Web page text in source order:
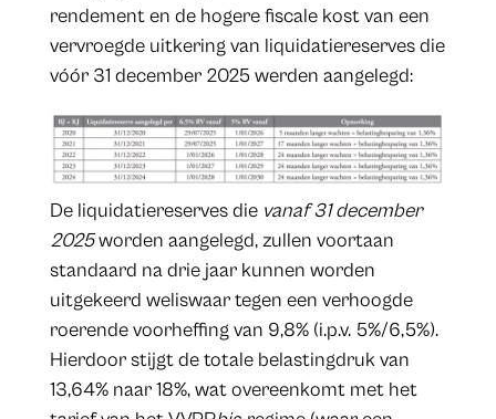
rendement en de hogere fiscale kost van een
vervroegde uitkering van liquidatiereserves die
vóór 31 december 2025 werden aangelegd:
De liquidatiereserves die vanaf 31 december
2025worden aangelegd, zullen voortaan
standaard na drie jaar kunnen worden
uitgekeerd weliswaar tegen een verhoogde
roerende voorheffing van 9,8% (i.p.v. 5%/6,5%).
Hierdoor stijgt de totale belastingdruk van
13,64% naar 18%, wat overeenkomt met het